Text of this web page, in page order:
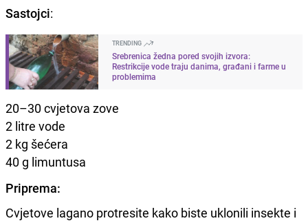
Sastojci:
TRENDING
Srebrenica žedna pored svojih izvora:
Restrikcije vode traju danima, građani i farme u
problemima
20–30 cvjetova zove
2 litre vode
2 kg šećera
40 g limuntusa
Priprema:
Cvjetove lagano protresite kako biste uklonili insekte i